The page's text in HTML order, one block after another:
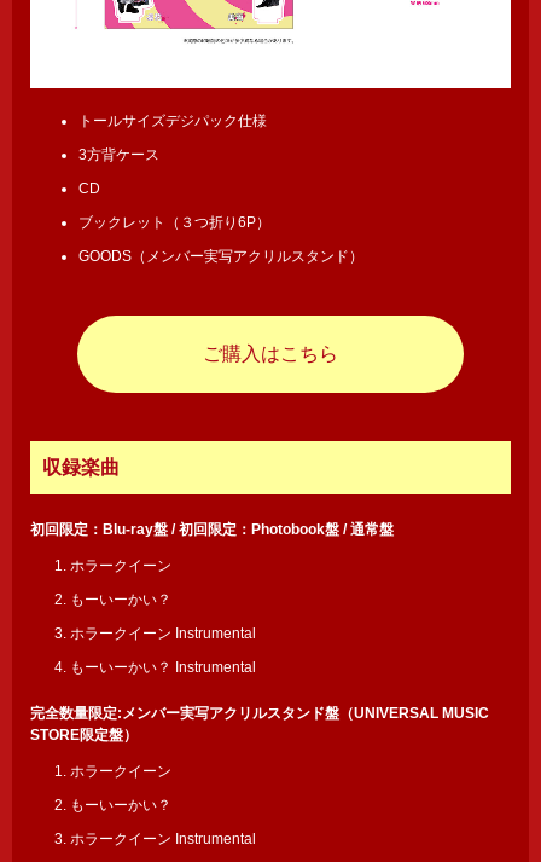
トールサイズデジパック仕様
3方背ケース
CD
ブックレット（３つ折り6P）
GOODS（メンバー実写アクリルスタンド）
ご購入はこちら
収録楽曲
初回限定：Blu-ray盤 / 初回限定：Photobook盤 / 通常盤
1. ホラークイーン
2. もーいーかい？
3. ホラークイーン Instrumental
4. もーいーかい？ Instrumental
完全数量限定:メンバー実写アクリルスタンド盤（UNIVERSAL MUSIC
STORE限定盤）
1. ホラークイーン
2. もーいーかい？
3. ホラークイーン Instrumental